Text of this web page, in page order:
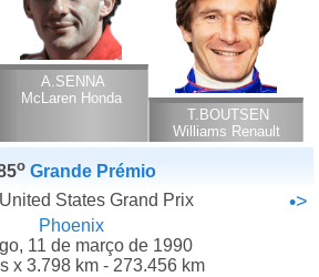
A.SENNA
McLaren Honda
T.BOUTSEN
Williams Renault
o Grande Prémio
States Grand Prix •>
Phoenix
11 de março de 1990
x 3.798 km - 273.456 km